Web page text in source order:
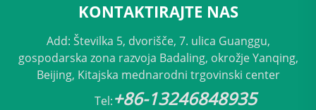
KONTAKTIRAJTE NAS
Add: Številka 5, dvorišče, 7. ulica Guanggu,
gospodarska zona razvoja Badaling, okrožje Yanqing,
Beijing, Kitajska mednarodni trgovinski center
Tel:+86-13246848935